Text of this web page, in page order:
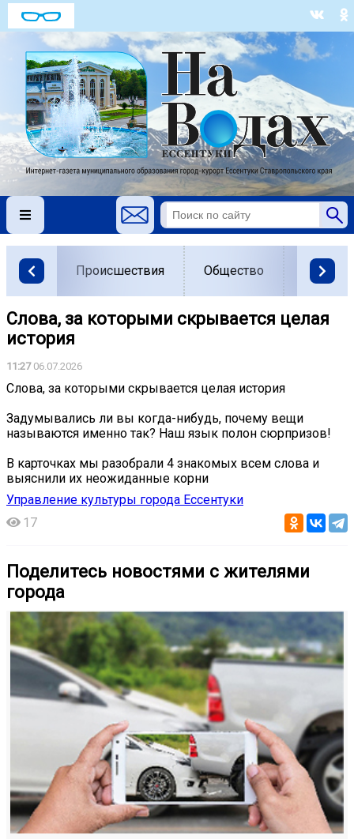
Происшествия Общество Власть
Слова, за которыми скрывается целая
история
11:2706.07.2026
Слова, за которыми скрывается целая история
Задумывались ли вы когда-нибудь, почему вещи
называются именно так? Наш язык полон сюрпризов!
В карточках мы разобрали 4 знакомых всем слова и
выяснили их неожиданные корни
Управление культуры города Ессентуки
17
Поделитесь новостями с жителями
города